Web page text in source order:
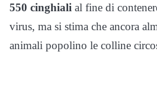
550 cinghiali al fine di
virus, ma si stima che ancora
animali popolino le colline